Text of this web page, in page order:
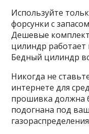
Используйте
форсунки с
Дешевые
цилиндр работает
Бедный цилиндр
Никогда не
интернете для
прошивка должна
подогнана под